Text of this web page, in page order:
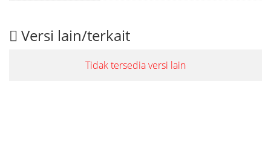
Versi lain/terkait
Tidak tersedia versi lain